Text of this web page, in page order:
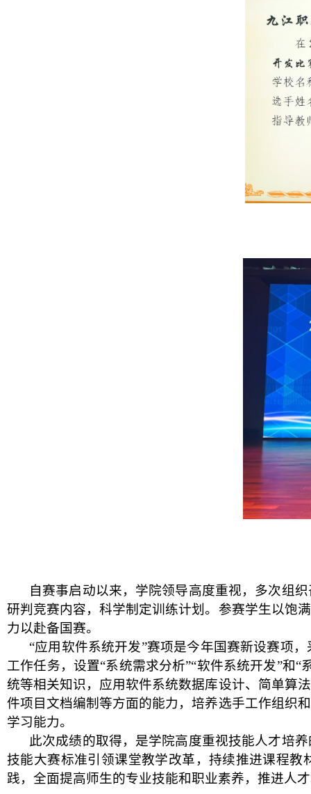
自赛事启动以来，学院领导高度重视，多次组
研判竞赛内容，科学制定训练计划。参赛学生以饱
力以赴备国赛。
“应用软件系统开发”赛项是今年国赛新设赛项
工作任务，设置“系统需求分析”“软件系统开发”和
统等相关知识，应用软件系统数据库设计、简单算
件项目文档编制等方面的能力，培养选手工作组织
学习能力。
此次成绩的取得，是学院高度重视技能人才培
技能大赛标准引领课堂教学改革，持续推进课程
践，全面提高师生的专业技能和职业素养，推进人